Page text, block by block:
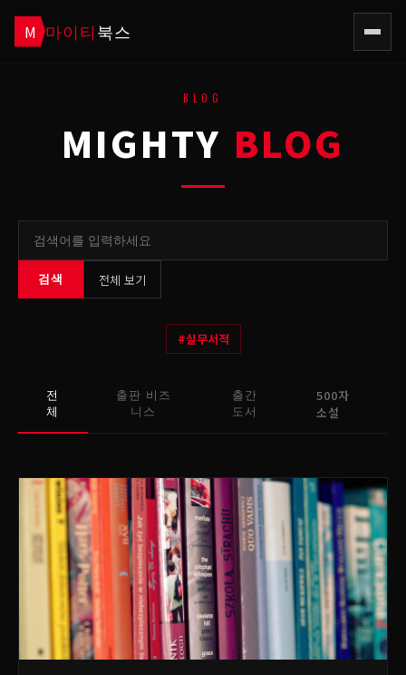
M 마이티북스
BLOG
MIGHTY BLOG
검색 전체 보기
#실무서적
전
체
출판 비즈
니스
출간
도서
500자
소설